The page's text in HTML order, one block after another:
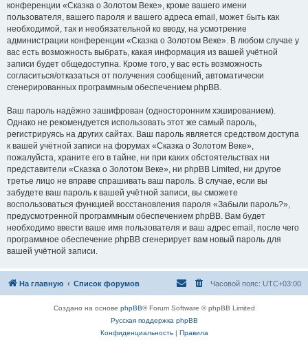
конференции «Сказка о Золотом Веке», кроме вашего имени
пользователя, вашего пароля и вашего адреса email, может быть как
необходимой, так и необязательной ко вводу, на усмотрение
администрации конференции «Сказка о Золотом Веке». В любом случае у
вас есть возможность выбрать, какая информация из вашей учётной
записи будет общедоступна. Кроме того, у вас есть возможность
согласиться/отказаться от получения сообщений, автоматически
сгенерированных программным обеспечением phpBB.
Ваш пароль надёжно зашифрован (односторонним хэшированием).
Однако не рекомендуется использовать этот же самый пароль,
регистрируясь на других сайтах. Ваш пароль является средством доступа
к вашей учётной записи на форумах «Сказка о Золотом Веке»,
пожалуйста, храните его в тайне, ни при каких обстоятельствах ни
представители «Сказка о Золотом Веке», ни phpBB Limited, ни другое
третье лицо не вправе спрашивать ваш пароль. В случае, если вы
забудете ваш пароль к вашей учётной записи, вы сможете
воспользоваться функцией восстановления пароля «Забыли пароль?»,
предусмотренной программным обеспечением phpBB. Вам будет
необходимо ввести ваше имя пользователя и ваш адрес email, после чего
программное обеспечение phpBB сгенерирует вам новый пароль для
вашей учётной записи.
На главную Список форумов Часовой пояс: UTC+03:00
Создано на основе phpBB® Forum Software © phpBB Limited
Русская поддержка phpBB
Конфиденциальность| Правила